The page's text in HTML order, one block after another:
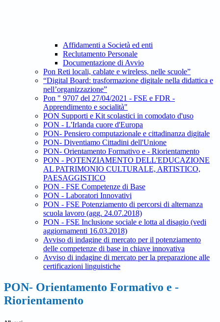
Affidamenti a Società ed enti
Reclutamento Personale
Documentazione di Avvio
Pon Reti locali, cablate e wireless, nelle scuole”
“Digital Board: trasformazione digitale nella didattica e
nell’organizzazione”
Pon " 9707 del 27/04/2021 - FSE e FDR -
Apprendimento e socialità"
PON Supporti e Kit scolastici in comodato d'uso
PON - L'Irlanda cuore d'Europa
PON- Pensiero computazionale e cittadinanza digitale
PON- Diventiamo Cittadini dell'Unione
PON- Orientamento Formativo e - Riorientamento
PON - POTENZIAMENTO DELL'EDUCAZIONE
AL PATRIMONIO CULTURALE, ARTISTICO,
PAESAGGISTICO
PON - FSE Competenze di Base
PON - Laboratori Innovativi
PON - FSE Potenziamento di percorsi di alternanza
scuola lavoro (agg. 24.07.2018)
PON - FSE Inclusione sociale e lotta al disagio (vedi
aggiornamenti 16.03.2018)
Avviso di indagine di mercato per il potenziamento
delle competenze di base in chiave innovativa
Avviso di indagine di mercato per la preparazione alle
certificazioni linguistiche
PON- Orientamento Formativo e -
Riorientamento